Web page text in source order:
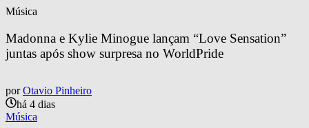
Música
Madonna e Kylie Minogue lançam “Love Sensation”
juntas após show surpresa no WorldPride
por Otavio Pinheiro
há 4 dias
Música